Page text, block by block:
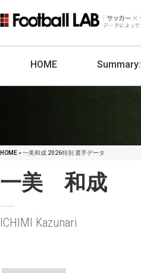
HOME Summary:
HOME» 一美和成 2026特別 選手データ
一美 和成
ICHIMI Kazunari